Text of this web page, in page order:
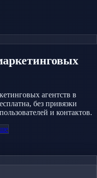
агентств в
без привязки
и контактов.